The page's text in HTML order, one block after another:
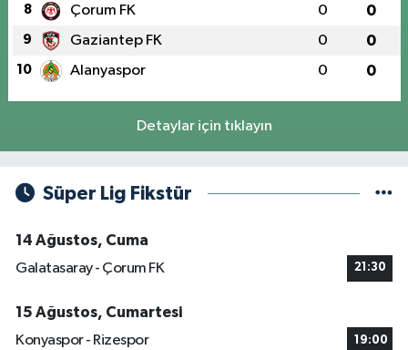
8 Çorum FK 0 0
9 Gaziantep FK 0 0
10 Alanyaspor 0 0
Detaylar için tıklayın
Süper Lig Fikstür
14 Ağustos, Cuma
Galatasaray - Çorum FK
21:30
15 Ağustos, Cumartesi
Konyaspor - Rizespor
19:00